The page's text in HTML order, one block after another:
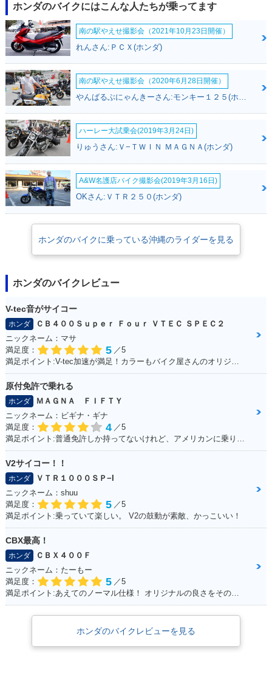
ホンダのバイクにはこんな人たちが乗ってます
南の駅やえせ撮影会（2021年10月23日開催）
れんさん:ＰＣＸ(ホンダ)
南の駅やえせ撮影会（2020年6月28日開催）
ハーレー大試乗会(2019年3月24日)
りゅうさん:Ｖ−ＴＷＩＮ ＭＡＧＮＡ(ホンダ)
A&W名護店バイク撮影会(2019年3月16日)
OKさん:ＶＴＲ２５０(ホンダ)
ホンダのバイクに乗っている沖縄のライダーを見る
ホンダのバイクレビュー
V-tec音がサイコー
ホンダ
ＣＢ４００Ｓｕｐｅｒ Ｆｏｕｒ ＶＴＥＣ ＳＰＥＣ２
ニックネーム：マサ
満足度：
5 ／5
原付免許で乗れる
ホンダ
ＭＡＧＮＡ ＦＩＦＴＹ
ニックネーム：ビギナ・ギナ
満足度：
4 ／5
V2サイコー！！
ホンダ
ＶＴＲ１０００ＳＰ−I
ニックネーム：shuu
満足度：
5 ／5
満足ポイント:乗っていて楽しい。 V2の鼓動が素敵、かっこいい！
CBX最高！
ホンダ
ＣＢＸ４００Ｆ
ニックネーム：たーもー
満足度：
5 ／5
満足ポイント:あえてのノーマル仕様！ オリジナルの良さをそのまま残して大事に乗って生きたい！！
ホンダのバイクレビューを見る